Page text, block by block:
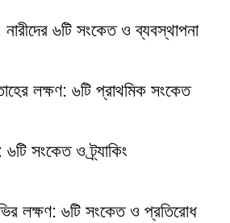
৬টি সংকেত ও ব্যবস্থাপনা
লক্ষণ: ৬টি প্রাথমিক সংকেত
সংকেত ও ট্র্যাকিং
লক্ষণ: ৬টি সংকেত ও প্রতিরোধ